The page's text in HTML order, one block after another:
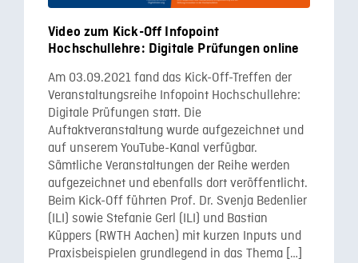
Video zum Kick-Off Infopoint
Hochschullehre: Digitale Prüfungen online
Am 03.09.2021 fand das Kick-Off-Treffen der
Veranstaltungsreihe Infopoint Hochschullehre:
Digitale Prüfungen statt. Die
Auftaktveranstaltung wurde aufgezeichnet und
auf unserem YouTube-Kanal verfügbar.
Sämtliche Veranstaltungen der Reihe werden
aufgezeichnet und ebenfalls dort veröffentlicht.
Beim Kick-Off führten Prof. Dr. Svenja Bedenlier
(ILI) sowie Stefanie Gerl (ILI) und Bastian
Küppers (RWTH Aachen) mit kurzen Inputs und
Praxisbeispielen grundlegend in das Thema […]